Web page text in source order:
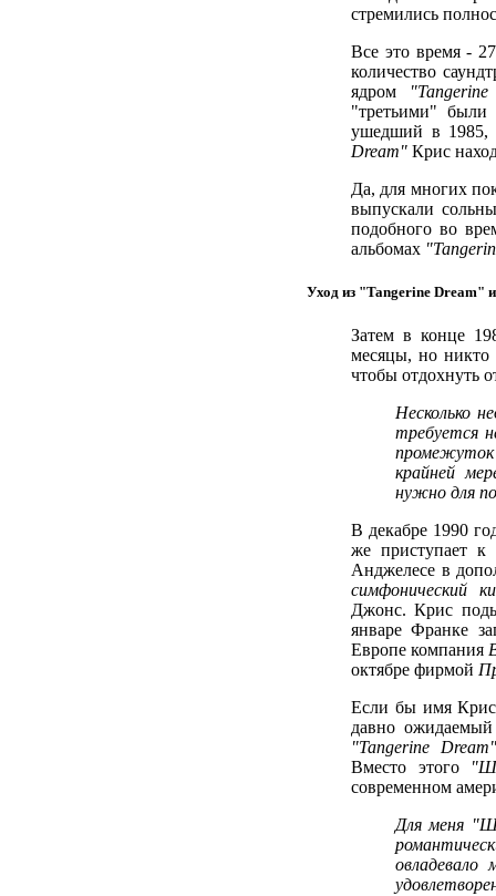
стремились
Все это время -
количество
ядром
"третьими"
ушедший в 1985,
Dream" Крис
Да, для многих
выпускали
подобного во
альбомах
Уход из "Tangerine Dream"
Затем в конце
месяцы, но
чтобы отдохнуть
Несколько
требуется
промежуток
крайней
нужно для
В декабре 1990
же приступает
Анджелесе в
симфонический
Джонс. Крис
январе Франке
Европе компания
октябре фирмой
Если бы имя
давно
"Tangerine
Вместо этого
современном
Для меня